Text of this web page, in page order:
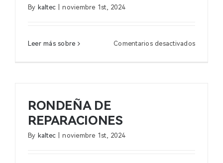
By kaltec noviembre 1st, 2024
Leer más sobre Comentarios desactivadosen
RONDEÑA DE
REPARACIONES
By kaltec noviembre 1st, 2024